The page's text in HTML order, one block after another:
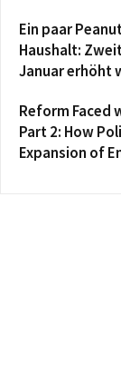
Ein paar
Haushalt:
Januar erhöht
Reform Faced
Part 2: How
Expansion of